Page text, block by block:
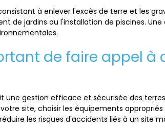
à enlever l'excès de terre et les
de jardins ou l'installation de piscines.
de faire appel à
gestion efficace et sécurisée des
site, choisir les équipements
les risques d'accidents liés à un site